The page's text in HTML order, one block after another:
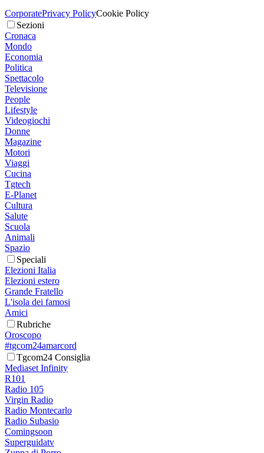
CorporatePrivacy PolicyCookie Policy
Sezioni
Cronaca
Mondo
Economia
Politica
Spettacolo
Televisione
People
Lifestyle
Videogiochi
Donne
Magazine
Motori
Viaggi
Cucina
Tgtech
E-Planet
Cultura
Salute
Scuola
Animali
Spazio
Speciali
Elezioni Italia
Elezioni estero
Grande Fratello
L'isola dei famosi
Amici
Rubriche
Oroscopo
#tgcom24amarcord
Tgcom24 Consiglia
Mediaset Infinity
R101
Radio 105
Virgin Radio
Radio Montecarlo
Radio Subasio
Comingsoon
Superguidatv